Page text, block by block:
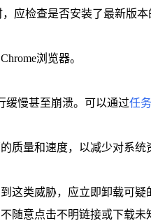
应检查是否安装了最新版
浏览器。
缓慢甚至崩溃。可以通过任
质量和速度，以减少对系统
类威胁，应立即卸载可疑
随意点击不明链接或下载未